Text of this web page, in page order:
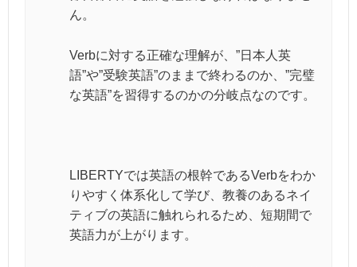
ん。
Verbに対する正確な理解が、”日本人英
語”や”受験英語”のままで終わるのか、”完璧
な英語”を習得するのかの分岐点なのです。
LIBERTYでは英語の根幹であるVerbをわか
りやすく体系化して学び、教養のあるネイ
ティブの英語に触れられるため、短期間で
英語力が上がります。